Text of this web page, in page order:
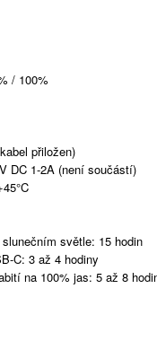
/ 100%
přiložen)
DC 1-2A (není součástí)
světle: 15 hodin
C: 3 až 4 hodiny
na 100% jas: 5 až 8